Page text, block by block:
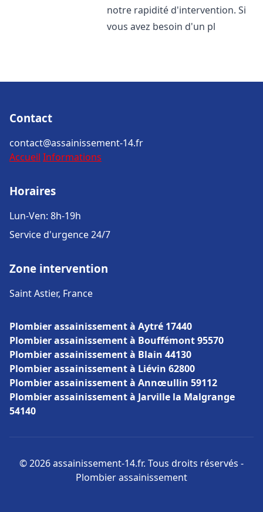
notre rapidité d'intervention. Si
vous avez besoin d'un pl
Contact
contact@assainissement-14.fr
Accueil Informations
Horaires
Lun-Ven: 8h-19h
Service d'urgence 24/7
Zone intervention
Saint Astier, France
Plombier assainissement à Aytré 17440
Plombier assainissement à Bouffémont 95570
Plombier assainissement à Blain 44130
Plombier assainissement à Liévin 62800
Plombier assainissement à Annœullin 59112
Plombier assainissement à Jarville la Malgrange
54140
© 2026 assainissement-14.fr. Tous droits réservés -
Plombier assainissement